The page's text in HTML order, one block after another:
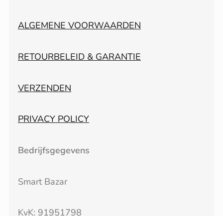
ALGEMENE VOORWAARDEN
RETOURBELEID & GARANTIE
VERZENDEN
PRIVACY POLICY
Bedrijfsgegevens
Smart Bazar
KvK: 91951798